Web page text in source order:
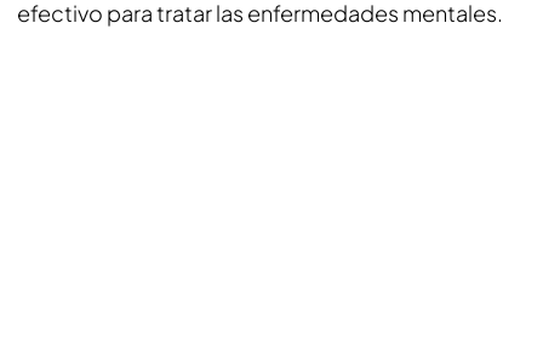
efectivo para tratar las enfermedades mentales.